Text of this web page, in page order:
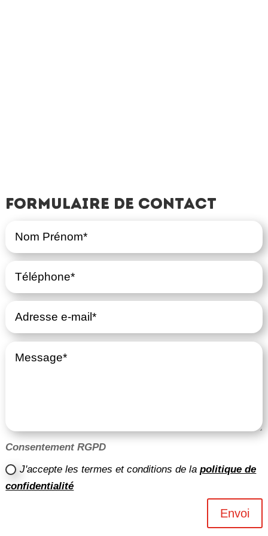
Formulaire de contact
Consentement RGPD
J'accepte les termes et conditions de lapolitique de
confidentialité
Envoi